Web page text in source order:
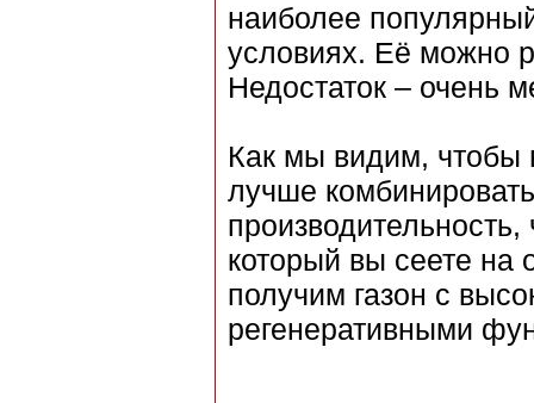
наиболее
условиях. Её можно
Недостаток – очень
Как мы видим, чтобы
лучше
который вы сеете
получим газон с
регенеративными